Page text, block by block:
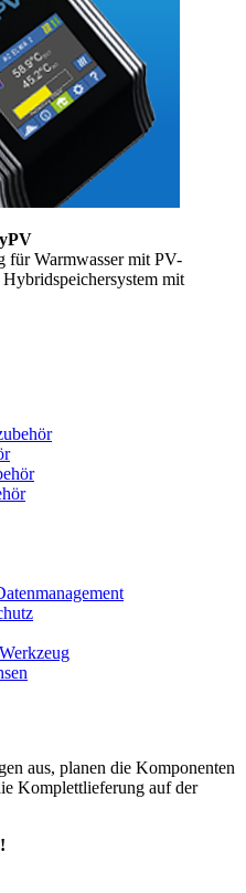
für Warmwasser mit PV-
mit
aus, planen die Komponenten
Komplettlieferung auf der